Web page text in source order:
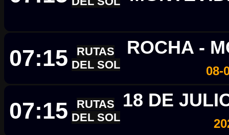
07:15
RUTAS
DEL SOL
ROCHA -
08-
07:15
RUTAS
DEL SOL
18 DE